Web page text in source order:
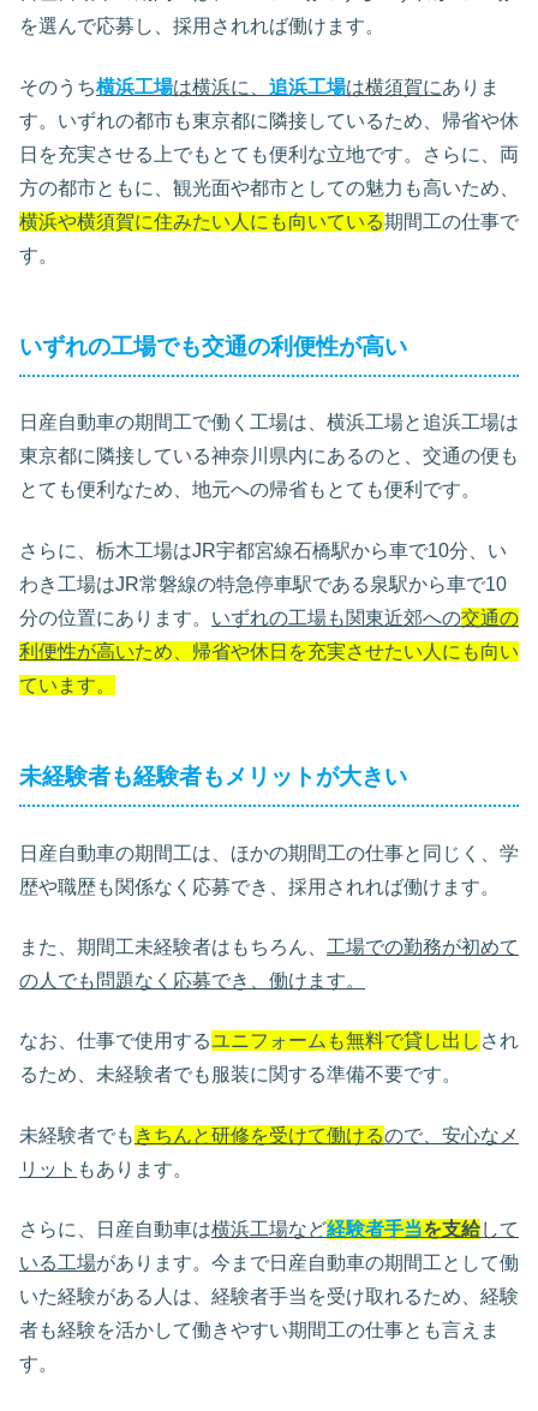
を選んで応募し、採用されれば働けます。
そのうち横浜工場は横浜に、 追浜工場は横須賀にありま
す。いずれの都市も東京都に隣接しているため、帰省や休
日を充実させる上でもとても便利な立地です。さらに、両
方の都市ともに、観光面や都市としての魅力も高いため、
横浜や横須賀に住みたい人にも向いている期間工の仕事で
す。
いずれの工場でも交通の利便性が高い
日産自動車の期間工で働く工場は、横浜工場と追浜工場は
東京都に隣接している神奈川県内にあるのと、交通の便も
とても便利なため、地元への帰省もとても便利です。
さらに、栃木工場はJR宇都宮線石橋駅から車で10分、い
わき工場はJR常磐線の特急停車駅である泉駅から車で10
分の位置にあります。 いずれの工場も関東近郊への交通の
利便性が高いため、帰省や休日を充実させたい人にも向い
ています。
未経験者も経験者もメリットが大きい
日産自動車の期間工は、ほかの期間工の仕事と同じく、学
歴や職歴も関係なく応募でき、採用されれば働けます。
また、期間工未経験者はもちろん、 工場での勤務が初めて
の人でも問題なく応募でき、働けます。
なお、仕事で使用するユニフォームも無料で貸し出し され
るため、未経験者でも服装に関する準備不要です。
未経験者でも きちんと研修を受けて働けるので、安心なメ
リット もあります。
さらに、日産自動車は横浜工場など経験者手当を支給して
いる工場があります。今まで日産自動車の期間工として働
いた経験がある人は、経験者手当を受け取れるため、経験
者も経験を活かして働きやすい期間工の仕事とも言えま
す。